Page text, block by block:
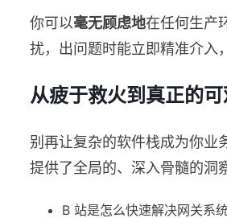
你可以毫无顾虑地在任何生产
扰，出问题时能立即精准介入
从疲于救火到真正的
别再让复杂的软件栈成为你业
提供了全局的、深入骨髓的洞
B 站是怎么快速解决网关系